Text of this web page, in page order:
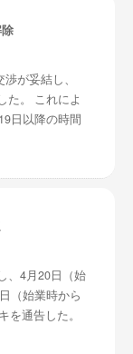
が妥結し、
た。 これによ
日以降の時間
、4月20日（始
（始業時から
を通告した。